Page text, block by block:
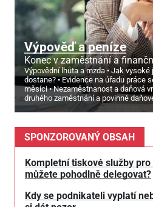
Výpověď a peníze
Konec v zaměstnání a
Výpovědní lhůta a mzda
Jak vysoké
dostane?
Evidence na úřadu práce
měsíci
Nezaměstnanost a daňová
druhého zaměstnání a povinné
SPONZOROVANÝ OBSAH
Kompletní tiskové služby
můžete pohodlně delegovat?
Kdy se podnikateli vyplatí